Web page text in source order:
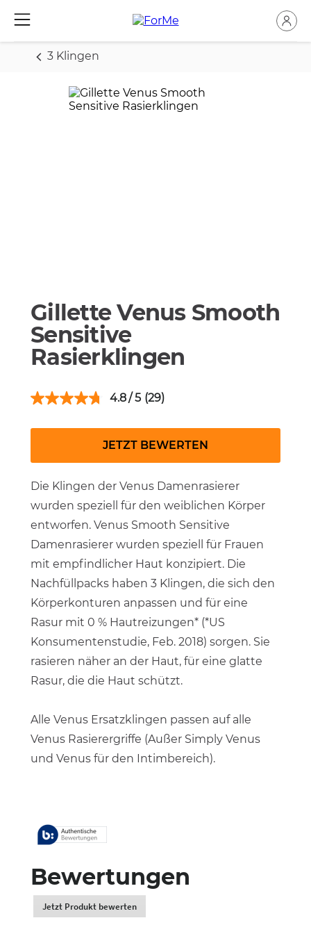
3 Klingen
Gillette Venus Smooth
Sensitive
Rasierklingen
4.8 (29)
JETZT BEWERTEN
Die Klingen der Venus Damenrasierer
wurden speziell für den weiblichen Körper
entworfen. Venus Smooth Sensitive
Damenrasierer wurden speziell für Frauen
mit empfindlicher Haut konzipiert. Die
Nachfüllpacks haben 3 Klingen, die sich den
Körperkonturen anpassen und für eine
Rasur mit 0 % Hautreizungen* (*US
Konsumentenstudie, Feb. 2018) sorgen. Sie
rasieren näher an der Haut, für eine glatte
Rasur, die die Haut schützt.
Alle Venus Ersatzklingen passen auf alle
Venus Rasierergriffe (Außer Simply Venus
und Venus für den Intimbereich).
Bewertungen
Jetzt Produkt bewerten.
Dadurch